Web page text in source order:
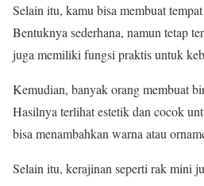
Selain itu, kamu bisa membuat
Bentuknya sederhana, namun tetap
juga memiliki fungsi praktis untuk
Kemudian, banyak orang membuat
Hasilnya terlihat estetik dan cocok
bisa menambahkan warna atau
Selain itu, kerajinan seperti rak mini